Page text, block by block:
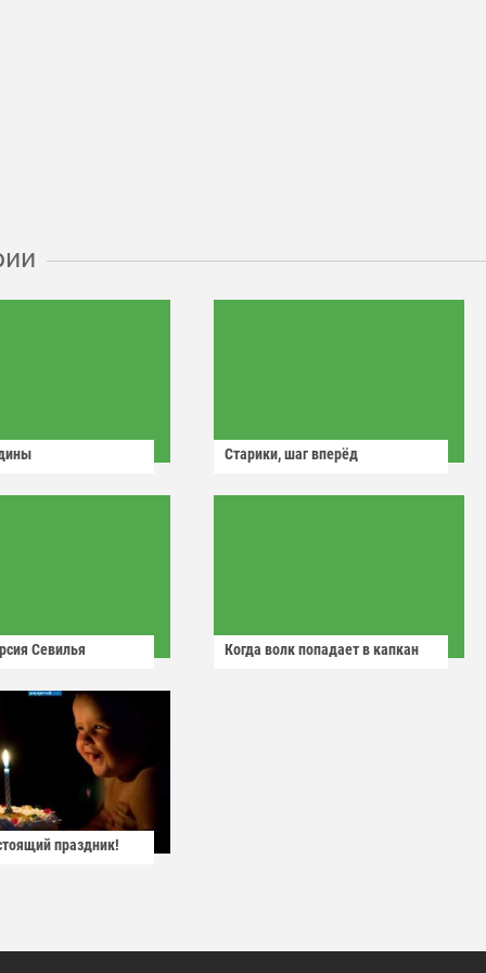
Старики, шаг вперёд
Севилья Когда волк попадает в капкан
праздник!